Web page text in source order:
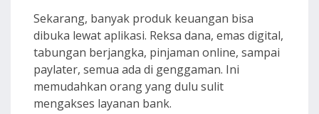
Sekarang, banyak produk keuangan bisa
dibuka lewat aplikasi. Reksa dana, emas digital,
tabungan berjangka, pinjaman online, sampai
paylater, semua ada di genggaman. Ini
memudahkan orang yang dulu sulit
mengakses layanan bank.